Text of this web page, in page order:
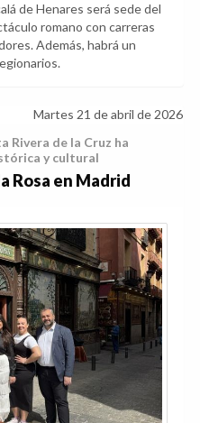
de Henares será sede del
romano con carreras
Además, habrá un
Martes 21 de abril de 2026
Rivera de la Cruz ha
y cultural
Rosa en Madrid